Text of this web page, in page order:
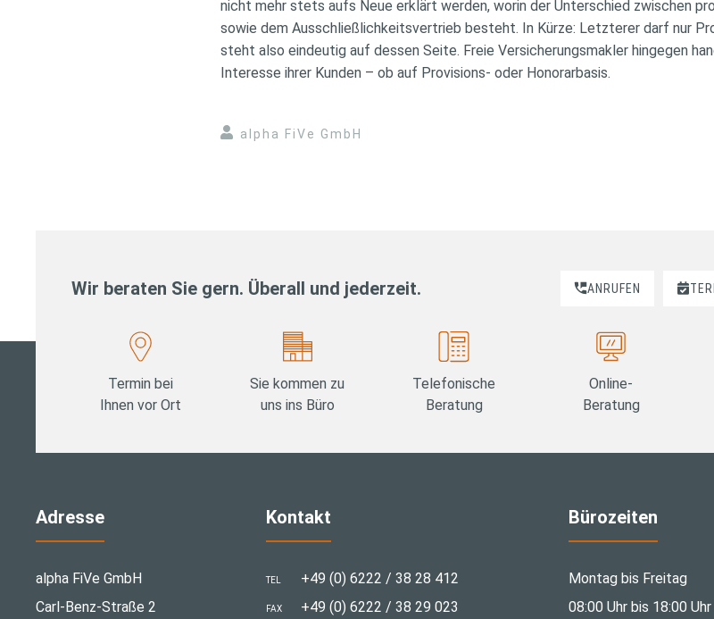
nicht mehr stets aufs Neue erklärt werden, worin der Unterschied zwischen
sowie dem Ausschließlichkeitsvertrieb besteht. In Kürze: Letzterer darf nur
steht also eindeutig auf dessen Seite. Freie Versicherungsmakler hingegen
Interesse ihrer Kunden – ob auf Provisions- oder Honorarbasis.
alpha FiVe GmbH
Wir beraten Sie gern. Überall und jederzeit. ANRUFEN
Termin bei
Ihnen vor Ort
Sie kommen zu
uns ins Büro
Telefonische
Beratung
Online-
Beratung
Adresse
alpha FiVe GmbH
Carl-Benz-Straße 2
Kontakt
TEL +49 (0) 6222 / 38 28 412
FAX +49 (0) 6222 / 38 29 023
Bürozeiten
Montag bis Freitag
08:00 Uhr bis 18:00 Uhr